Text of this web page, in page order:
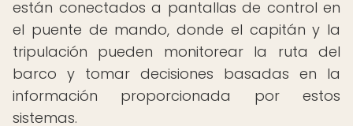
están conectados a pantallas de control en
el puente de mando, donde el capitán y la
tripulación pueden monitorear la ruta del
barco y tomar decisiones basadas en la
información proporcionada por estos
sistemas.